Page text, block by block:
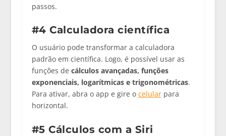
passos.
#4 Calculadora científica
O usuário pode transformar a calculadora
padrão em científica. Logo, é possível usar as
funções de cálculos avançadas, funções
exponenciais, logarítmicas e trigonométricas.
Para ativar, abra o app e gire o celularpara
horizontal.
#5 Cálculos com a Siri